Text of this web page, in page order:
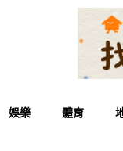
娛樂 體育